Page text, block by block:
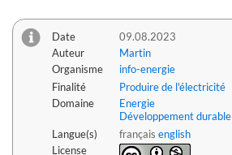
Date
09.08.2023
Auteur
Martin
Organisme
info-energie
Finalité
Produire de l'électricité
Domaine
Energie
Développement durable
Langue(s)
français english
License